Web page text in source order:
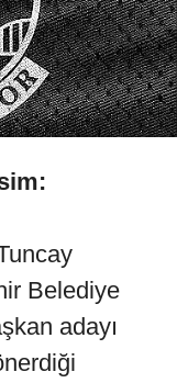
Belediye
adayı